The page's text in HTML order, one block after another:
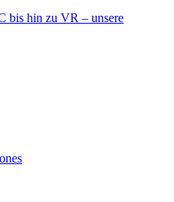
bis hin zu VR – unsere